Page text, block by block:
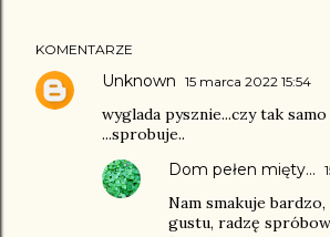
KOMENTARZE
Unknown 15 marca 2022 15:54
wyglada pysznie...czy tak
...sprobuje..
Dom pełen mięty...
Nam smakuje
gustu, radzę